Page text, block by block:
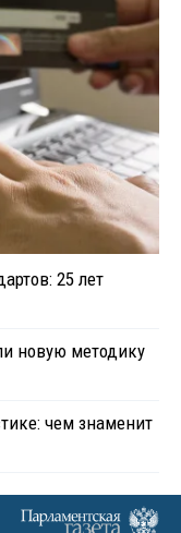
25 лет
новую методику
чем знаменит